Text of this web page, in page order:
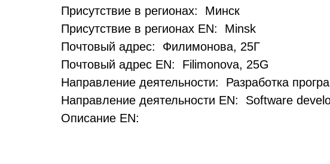
Присутствие в регионах: Минск
Присутствие в регионах EN: Minsk
Почтовый адрес: Филимонова, 25Г
Почтовый адрес EN: Filimonova, 25G
Направление деятельности: Разработка
Направление деятельности EN: Software
Описание EN: